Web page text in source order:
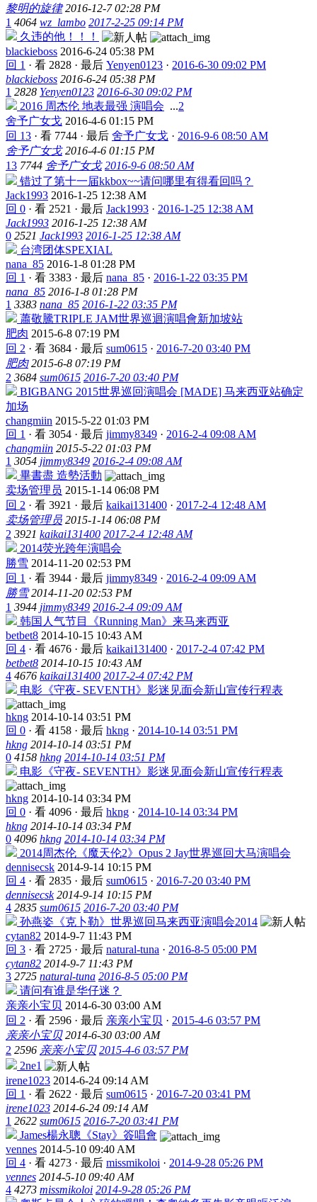
黎明的旋律 2016-12-7 02:28 PM
1 4064 wz_lambo 2017-2-25 09:14 PM
久违的他！！！
blackieboss 2016-6-24 05:38 PM
回 1 · 看 2828 · 最后 Yenyen0123 · 2016-6-30 09:02 PM
blackieboss 2016-6-24 05:38 PM
1 2828 Yenyen0123 2016-6-30 09:02 PM
2016 周杰伦 地表最强 演唱会 ...2
舍予广女戈 2016-4-6 01:15 PM
回 13 · 看 7744 · 最后 舍予广女戈 · 2016-9-6 08:50 AM
舍予广女戈 2016-4-6 01:15 PM
13 7744 舍予广女戈 2016-9-6 08:50 AM
错过了第十一届kkbox~~请问哪里有得看回吗？
Jack1993 2016-1-25 12:38 AM
回 0 · 看 2521 · 最后 Jack1993 · 2016-1-25 12:38 AM
Jack1993 2016-1-25 12:38 AM
0 2521 Jack1993 2016-1-25 12:38 AM
台湾团体SPEXIAL
nana_85 2016-1-8 01:28 PM
回 1 · 看 3383 · 最后 nana_85 · 2016-1-22 03:35 PM
nana_85 2016-1-8 01:28 PM
1 3383 nana_85 2016-1-22 03:35 PM
蕭敬騰TRIPLE JAM世界巡迴演唱會新加坡站
肥肉 2015-6-8 07:19 PM
回 2 · 看 3684 · 最后 sum0615 · 2016-7-20 03:40 PM
肥肉 2015-6-8 07:19 PM
2 3684 sum0615 2016-7-20 03:40 PM
BIGBANG 2015世界巡回演唱会 [MADE] 马来西亚站确定
加场
changmiin 2015-5-22 01:03 PM
回 1 · 看 3054 · 最后 jimmy8349 · 2016-2-4 09:08 AM
changmiin 2015-5-22 01:03 PM
1 3054 jimmy8349 2016-2-4 09:08 AM
畢書盡 造勢活動
卖场管理员 2015-1-14 06:08 PM
回 2 · 看 3921 · 最后 kaikai131400 · 2017-2-4 12:48 AM
卖场管理员 2015-1-14 06:08 PM
2 3921 kaikai131400 2017-2-4 12:48 AM
2014荧光跨年演唱会
勝雪 2014-11-20 02:53 PM
回 1 · 看 3944 · 最后 jimmy8349 · 2016-2-4 09:09 AM
勝雪 2014-11-20 02:53 PM
1 3944 jimmy8349 2016-2-4 09:09 AM
韩国人气节目《Running Man》来马来西亚
betbet8 2014-10-15 10:43 AM
回 4 · 看 4676 · 最后 kaikai131400 · 2017-2-4 07:42 PM
betbet8 2014-10-15 10:43 AM
4 4676 kaikai131400 2017-2-4 07:42 PM
电影《守夜- SEVENTH》影迷见面会新山宣传行程表
hkng 2014-10-14 03:51 PM
回 0 · 看 4158 · 最后 hkng · 2014-10-14 03:51 PM
hkng 2014-10-14 03:51 PM
0 4158 hkng 2014-10-14 03:51 PM
电影《守夜- SEVENTH》影迷见面会新山宣传行程表
hkng 2014-10-14 03:34 PM
回 0 · 看 4096 · 最后 hkng · 2014-10-14 03:34 PM
hkng 2014-10-14 03:34 PM
0 4096 hkng 2014-10-14 03:34 PM
2014周杰伦《魔天伦2》Opus 2 Jay世界巡回大马演唱会
dennisecsk 2014-9-14 10:15 PM
回 4 · 看 2835 · 最后 sum0615 · 2016-7-20 03:40 PM
dennisecsk 2014-9-14 10:15 PM
4 2835 sum0615 2016-7-20 03:40 PM
孙燕姿《克卜勒》世界巡回马来西亚演唱会2014
cytan82 2014-9-7 11:43 PM
回 3 · 看 2725 · 最后 natural-tuna · 2016-8-5 05:00 PM
cytan82 2014-9-7 11:43 PM
3 2725 natural-tuna 2016-8-5 05:00 PM
请问有谁是华仔迷？
亲亲小宝贝 2014-6-30 03:00 AM
回 2 · 看 2596 · 最后 亲亲小宝贝 · 2015-4-6 03:57 PM
亲亲小宝贝 2014-6-30 03:00 AM
2 2596 亲亲小宝贝 2015-4-6 03:57 PM
2ne1
irene1023 2014-6-24 09:14 AM
回 1 · 看 2622 · 最后 sum0615 · 2016-7-20 03:41 PM
irene1023 2014-6-24 09:14 AM
1 2622 sum0615 2016-7-20 03:41 PM
James楊永聰《Stay》簽唱會
vennes 2014-5-10 09:40 AM
回 4 · 看 4273 · 最后 missmikoloi · 2014-9-28 05:26 PM
vennes 2014-5-10 09:40 AM
4 4273 missmikoloi 2014-9-28 05:26 PM